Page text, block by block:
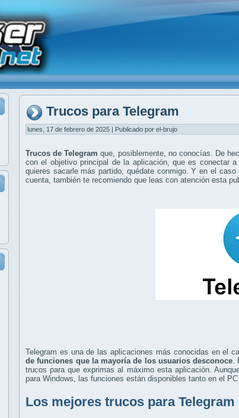
Trucos para Telegram
lunes, 17 de febrero de 2025 | Publicado por el-brujo
Trucos de Telegram que, posiblemente, no conocías. De
con el objetivo principal de la aplicación, que es conectar
quieres sacarle más partido, quédate conmigo. Y en el
cuenta, también te recomiendo que leas con atención esta
Telegram es una de las aplicaciones más conocidas en el
de funciones que la mayoría de los usuarios desconoce.
trucos para que exprimas al máximo esta aplicación.
para Windows, las funciones están disponibles tanto en el
Los mejores trucos para Telegram